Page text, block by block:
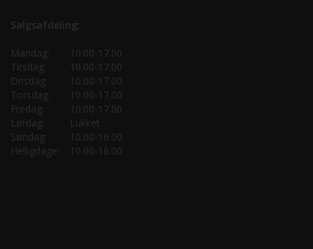
Salgsafdeling:
Mandag:
10.00-17.00
Tirsdag:
10.00-17.00
Onsdag:
10.00-17.00
Torsdag:
10.00-17.00
Fredag:
10.00-17.00
Lørdag:
Lukket
Søndag:
10.00-16.00
Helligdage:
10.00-16.00